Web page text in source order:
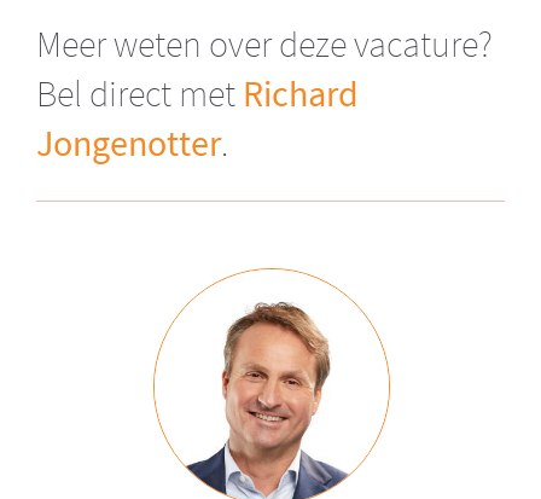
Meer weten over deze vacature?
Bel direct met Richard
Jongenotter.